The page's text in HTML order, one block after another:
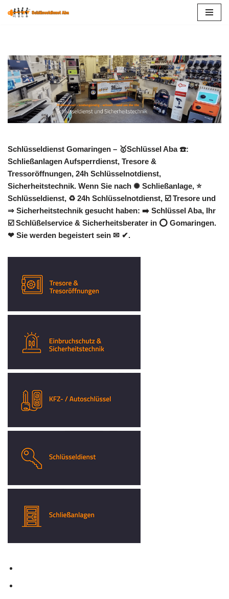
Schlüsseldienst Gomaringen – 🥇Schlüssel Aba ☎️:
Schließanlagen Aufsperrdienst, Tresore &
Tressoröffnungen, 24h Schlüsselnotdienst,
Sicherheitstechnik. Wenn Sie nach ✺ Schließanlage, ⭐
Schlüsseldienst, ♻ 24h Schlüsselnotdienst, ☑️ Tresore und
⇒ Sicherheitstechnik gesucht haben: ➡️ Schlüssel Aba, Ihr
☑️ Schlüßelservice & Sicherheitsberater in ⭕ Gomaringen.
❤ Sie werden begeistert sein ✉ ✔.